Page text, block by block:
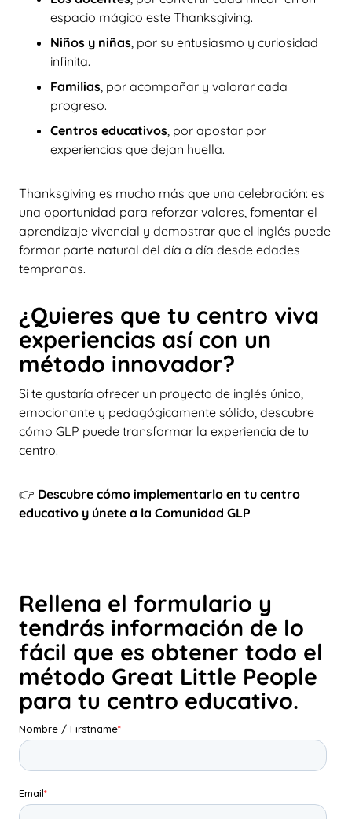
espacio mágico este Thanksgiving.
Niños y niñas, por su entusiasmo y curiosidad
infinita.
Familias, por acompañar y valorar cada
progreso.
Centros educativos, por apostar por
experiencias que dejan huella.
Thanksgiving es mucho más que una celebración: es
una oportunidad para reforzar valores, fomentar el
aprendizaje vivencial y demostrar que el inglés puede
formar parte natural del día a día desde edades
tempranas.
¿Quieres que tu centro viva
experiencias así con un
método innovador?
Si te gustaría ofrecer un proyecto de inglés único,
emocionante y pedagógicamente sólido, descubre
cómo GLP puede transformar la experiencia de tu
centro.
👉 Descubre cómo implementarlo en tu centro
educativo y únete a la Comunidad GLP
Rellena el formulario y
tendrás información de lo
fácil que es obtener todo el
método Great Little People
para tu centro educativo.